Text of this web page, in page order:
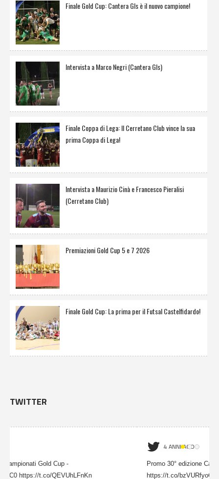
Finale Gold Cup: Cantera Gls è il nuovo campione!
Intervista a Marco Negri (Cantera Gls)
Finale Coppa di Lega: Il Cerretano Club vince la sua
prima Coppa di Lega!
Intervista a Maurizio Cinà e Francesco Pieralisi
(Cerretano Club)
Premiazioni Gold Cup 5 e 7 2026
Finale Gold Cup: La prima per il Futsal Castelfidardo!
TWITTER
Promo 30° edizione Campionati Gold Cup -
https://t.co/v0eGzumIC0 https://t.co/QEVUhLFnKn